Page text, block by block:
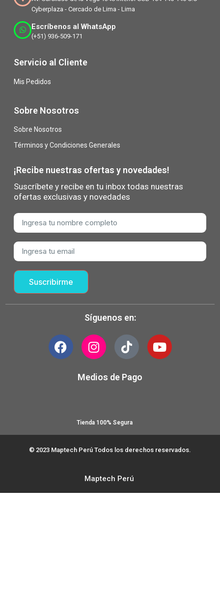
Cyberplaza - Cercado de Lima - Lima
Escríbenos al WhatsApp
(+51) 936-509-171
Servicio al Cliente
Mis Pedidos
Sobre Nosotros
Sobre Nosotros
Términos y Condiciones Generales
¡Recibe nuestras ofertas y novedades!
Suscríbete y recibe en tu inbox todas nuestras
ofertas exclusivas y novedades
Suscribirme
Síguenos en:
Medios de Pago
Tienda 100% Segura
© 2023 Maptech Perú Todos los derechos reservados.
Maptech Perú